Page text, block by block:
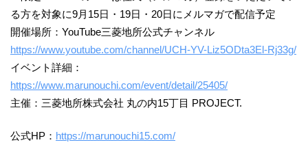
る方を対象に9月15日・19日・20日にメルマガで配信予定
開催場所：YouTube三菱地所公式チャンネル
https://www.youtube.com/channel/UCH-YV-Liz5ODta3El-Rj33g/
イベント詳細：
https://www.marunouchi.com/event/detail/25405/
主催：三菱地所株式会社 丸の内15丁目 PROJECT.
公式HP： https://marunouchi15.com/